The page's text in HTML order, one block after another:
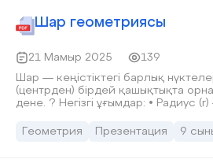
Шар геометриясы
21 Мамыр 2025
139
Шар — кеңістіктегі барлық
(центрден) бірдей қашықтықта
дене. ? Негізгі ұғымдар: • Радиус (r) — центрден шар
ортасынан екіге бөлетін кесінді, яғни
Геометрия Презентация 9